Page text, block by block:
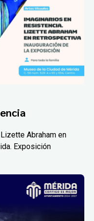
Abraham en
Exposición